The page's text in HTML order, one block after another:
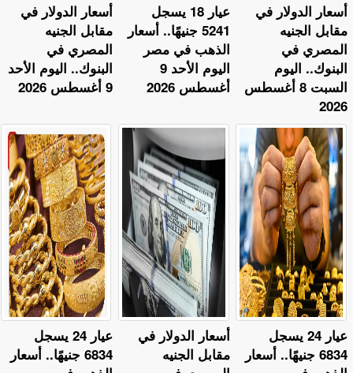
أسعار الدولار في
مقابل الجنيه
المصري في
البنوك.. اليوم الأحد
9 أغسطس 2026
عيار 18 يسجل
5241 جنيهًا.. أسعار
الذهب في مصر
اليوم الأحد 9
أغسطس 2026
أسعار الدولار في
مقابل الجنيه
المصري في
البنوك.. اليوم
السبت 8 أغسطس
2026
عيار 24 يسجل
6834 جنيهًا.. أسعار
أسعار الدولار في
مقابل الجنيه
عيار 24 يسجل
6834 جنيهًا.. أسعار